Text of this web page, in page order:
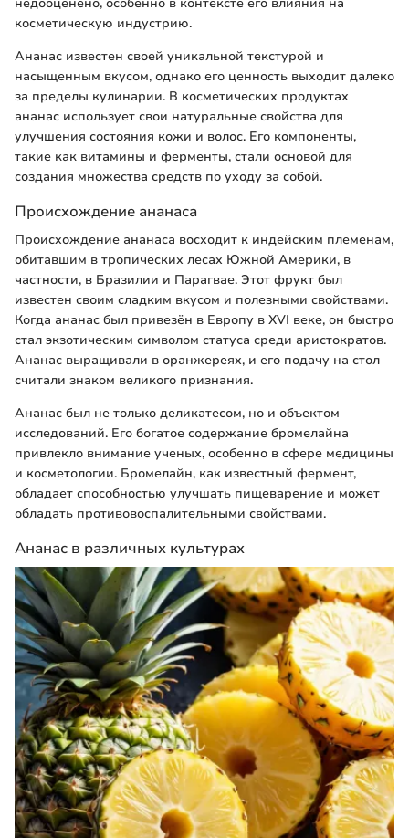
косметическую индустрию.
Ананас известен своей уникальной текстурой и
насыщенным вкусом, однако его ценность выходит далеко
за пределы кулинарии. В косметических продуктах
ананас использует свои натуральные свойства для
улучшения состояния кожи и волос. Его компоненты,
такие как витамины и ферменты, стали основой для
создания множества средств по уходу за собой.
Происхождение ананаса
Происхождение ананаса восходит к индейским племенам,
обитавшим в тропических лесах Южной Америки, в
частности, в Бразилии и Парагвае. Этот фрукт был
известен своим сладким вкусом и полезными свойствами.
Когда ананас был привезён в Европу в XVI веке, он быстро
стал экзотическим символом статуса среди аристократов.
Ананас выращивали в оранжереях, и его подачу на стол
считали знаком великого признания.
Ананас был не только деликатесом, но и объектом
исследований. Его богатое содержание бромелайна
привлекло внимание ученых, особенно в сфере медицины
и косметологии. Бромелайн, как известный фермент,
обладает способностью улучшать пищеварение и может
обладать противовоспалительными свойствами.
Ананас в различных культурах